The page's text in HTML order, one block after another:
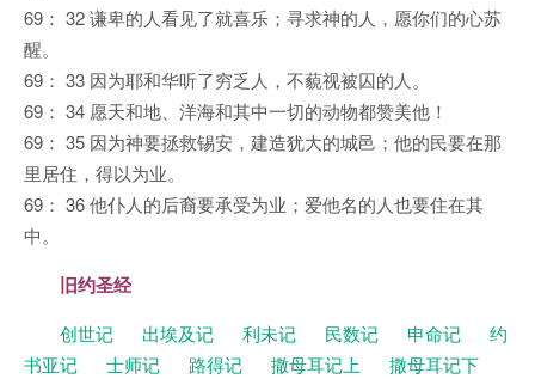
69： 32 谦卑的人看见了就喜乐；寻求神的人，愿你们的心苏
醒。
69： 33 因为耶和华听了穷乏人，不藐视被囚的人。
69： 34 愿天和地、洋海和其中一切的动物都赞美他！
69： 35 因为神要拯救锡安，建造犹大的城邑；他的民要在那
里居住，得以为业。
69： 36 他仆人的后裔要承受为业；爱他名的人也要住在其
中。
旧约圣经
创世记 出埃及记 利未记 民数记 申命记
约
书亚记
士师记 路得记 撒母耳记上
撒母耳记下